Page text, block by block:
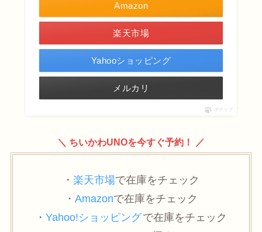
Amazon
楽天市場
Yahooショッピング
メルカリ
ポチップ
＼ ちいかわUNOを今すぐ予約！ ／
・ 楽天市場で在庫をチェック
・ Amazonで在庫をチェック
・ Yahoo!ショッピングで在庫をチェック